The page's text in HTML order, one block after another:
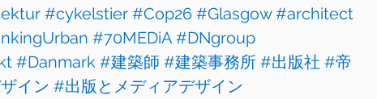
#cykelstier #Cop26 #Glasgow #architect
#70MEDiA #DNgroup
#Danmark #建築師 #建築事務所 #出版社 #帝
イン #出版とメディアデザイン